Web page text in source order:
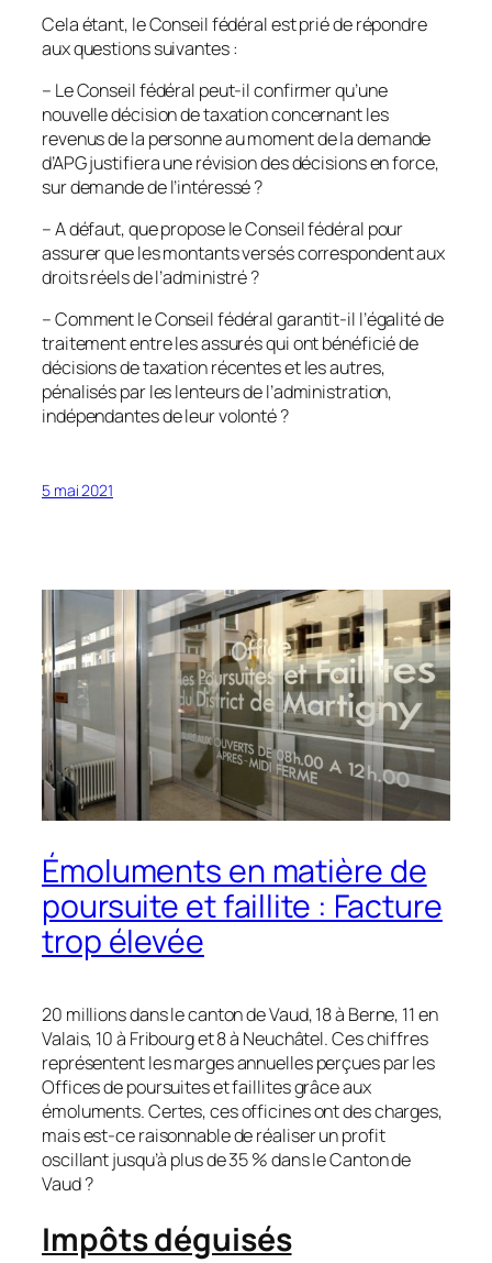
Cela étant, le Conseil fédéral est prié de répondre
aux questions suivantes :
– Le Conseil fédéral peut-il confirmer qu’une
nouvelle décision de taxation concernant les
revenus de la personne au moment de la demande
d’APG justifiera une révision des décisions en force,
sur demande de l’intéressé ?
– A défaut, que propose le Conseil fédéral pour
assurer que les montants versés correspondent aux
droits réels de l’administré ?
– Comment le Conseil fédéral garantit-il l’égalité de
traitement entre les assurés qui ont bénéficié de
décisions de taxation récentes et les autres,
pénalisés par les lenteurs de l’administration,
indépendantes de leur volonté ?
5 mai 2021
Émoluments en matière de
poursuite et faillite : Facture
trop élevée
20 millions dans le canton de Vaud, 18 à Berne, 11 en
Valais, 10 à Fribourg et 8 à Neuchâtel. Ces chiffres
représentent les marges annuelles perçues par les
Offices de poursuites et faillitesgrâceaux
émoluments. Certes, ces officines ont des charges,
mais est-ce raisonnable de réaliser un profit
oscillant jusqu’à plus de 35 % dans le Canton de
Vaud ?
Impôts déguisés